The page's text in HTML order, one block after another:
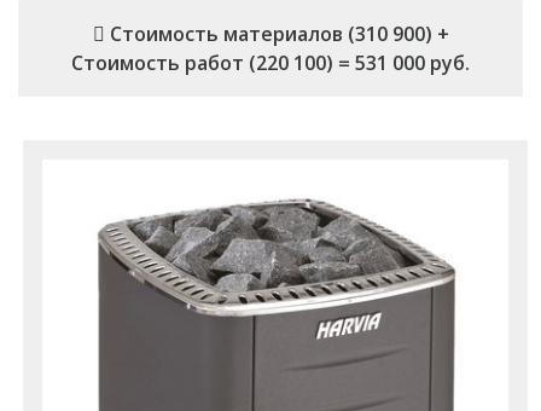
Стоимость материалов (310 900) +
Стоимость работ (220 100) = 531 000 руб.